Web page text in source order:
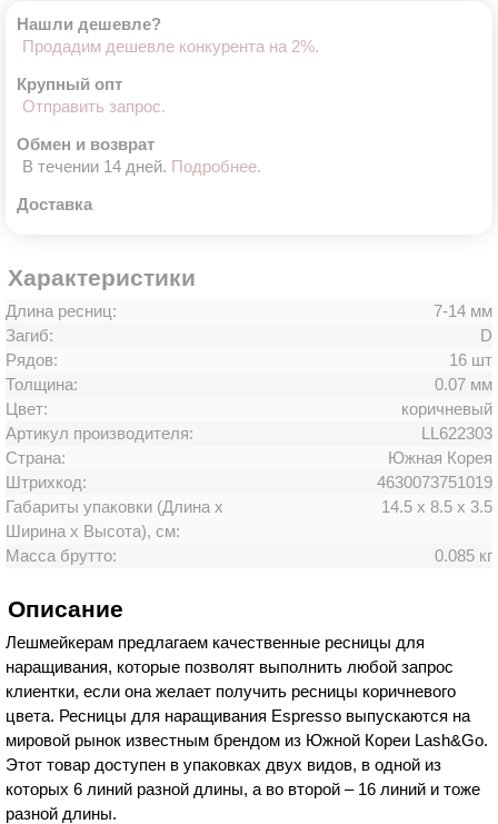
Нашли дешевле?
Продадим дешевле конкурента на 2%.
Крупный опт
Отправить запрос.
Обмен и возврат
В течении 14 дней. Подробнее.
Доставка
Характеристики
Длина ресниц:
7-14 мм
Загиб:
D
Рядов:
16 шт
Толщина:
0.07 мм
Цвет:
коричневый
Артикул производителя:
LL622303
Страна:
Южная Корея
Штрихкод:
4630073751019
Габариты упаковки (Длина х
Ширина х Высота), см:
14.5 х 8.5 х 3.5
Масса брутто: 0.085 кг
Описание
Лешмейкерам предлагаем качественные ресницы для
наращивания, которые позволят выполнить любой запрос
клиентки, если она желает получить ресницы коричневого
цвета. Ресницы для наращивания Espresso выпускаются на
мировой рынок известным брендом из Южной Кореи Lash&Go.
Этот товар доступен в упаковках двух видов, в одной из
которых 6 линий разной длины, а во второй – 16 линий и тоже
разной длины.